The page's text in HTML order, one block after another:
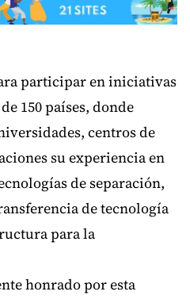
participar en iniciativas
150 países, donde
centros de
su experiencia en
de separación,
de tecnología
para la
honrado por esta